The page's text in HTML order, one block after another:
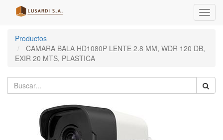
Menú
de
Productos
CAMARA BALA HD1080P LENTE 2.8 MM, WDR 120 DB,
EXIR 20 MTS, PLASTICA